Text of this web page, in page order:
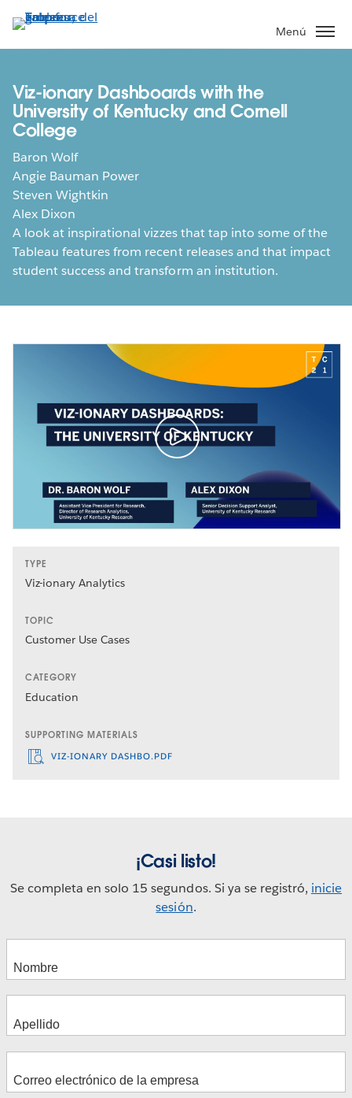
contenido
Menú
Viz-ionary Dashboards with the
University of Kentucky and Cornell
College
Baron Wolf
Angie Bauman Power
Steven Wightkin
Alex Dixon
A look at inspirational vizzes that tap into some of the
Tableau features from recent releases and that impact
student success and transform an institution.
TYPE
Viz-ionary Analytics
TOPIC
Customer Use Cases
CATEGORY
Education
SUPPORTING MATERIALS
VIZ-IONARY DASHBO.PDF
¡Casi listo!
Se completa en solo 15 segundos. Si ya se registró, inicie
sesión.